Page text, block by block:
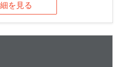
を見る